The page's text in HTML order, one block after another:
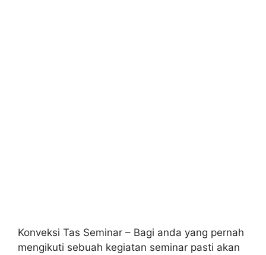
Konveksi Tas Seminar – Bagi anda yang pernah
mengikuti sebuah kegiatan seminar pasti akan